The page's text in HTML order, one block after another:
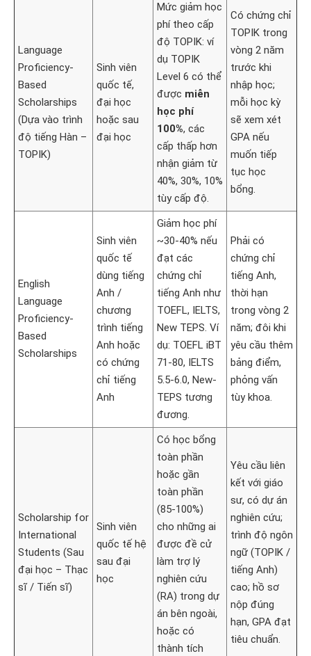
Language
Proficiency-
Based
Scholarships
(Dựa vào trình
độ tiếng Hàn –
TOPIK)
Sinh viên
quốc tế,
đại học
hoặc sau
đại học
Mức giảm học
phí theo cấp
độ TOPIK: ví
dụ TOPIK
Level 6 có thể
được miễn
học phí
100%, các
cấp thấp hơn
nhận giảm từ
40%, 30%, 10%
tùy cấp độ.
Có chứng chỉ
TOPIK trong
vòng 2 năm
trước khi
nhập học;
mỗi học kỳ
sẽ xem xét
GPA nếu
muốn tiếp
tục học
bổng.
English
Language
Proficiency-
Based
Scholarships
Sinh viên
quốc tế
dùng tiếng
Anh /
chương
trình tiếng
Anh hoặc
có chứng
chỉ tiếng
Anh
Giảm học phí
~30-40% nếu
đạt các
chứng chỉ
tiếng Anh như
TOEFL, IELTS,
New TEPS. Ví
dụ: TOEFL iBT
71-80, IELTS
5.5-6.0, New-
TEPS tương
đương.
Phải có
chứng chỉ
tiếng Anh,
thời hạn
trong vòng 2
năm; đôi khi
yêu cầu thêm
bảng điểm,
phỏng vấn
tùy khoa.
Scholarship for
International
Students (Sau
đại học – Thạc
sĩ / Tiến sĩ)
Sinh viên
quốc tế hệ
sau đại
học
Có học bổng
toàn phần
hoặc gần
toàn phần
(85-100%)
cho những ai
được đề cử
làm trợ lý
nghiên cứu
(RA) trong dự
án bên ngoài,
hoặc có
thành tích
Yêu cầu liên
kết với giáo
sư, có dự án
nghiên cứu;
trình độ ngôn
ngữ (TOPIK /
tiếng Anh)
cao; hồ sơ
nộp đúng
hạn, GPA đạt
tiêu chuẩn.